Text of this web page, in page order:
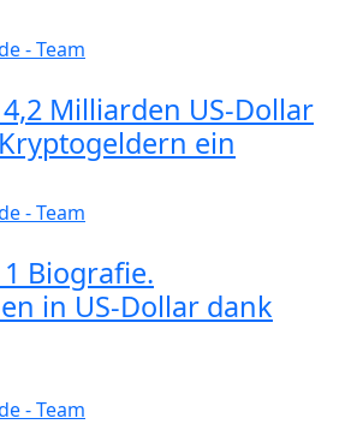
- Team
Milliarden US-Dollar
ein
- Team
Biografie.
in US-Dollar dank
- Team